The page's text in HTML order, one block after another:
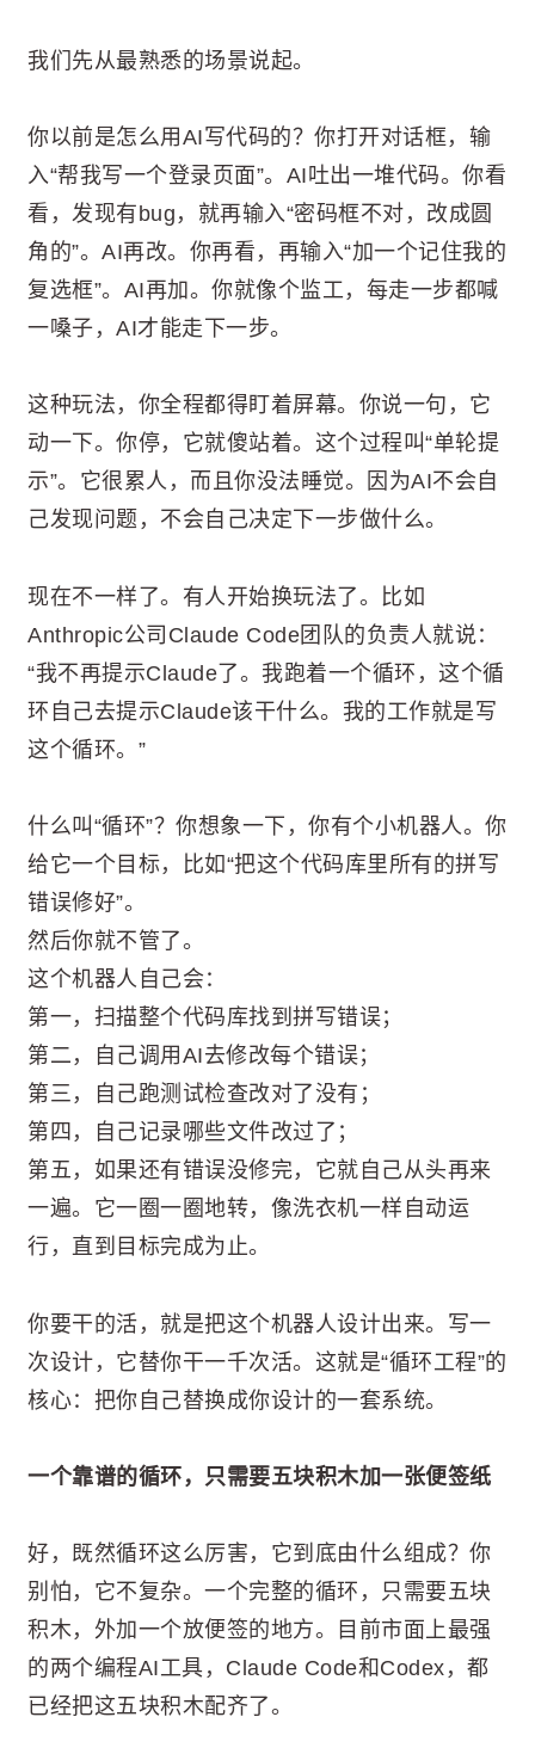
我们先从最熟悉的场景说起。
你以前是怎么用AI写代码的？你打开对话框，输
入“帮我写一个登录页面”。AI吐出一堆代码。你看
看，发现有bug，就再输入“密码框不对，改成圆
角的”。AI再改。你再看，再输入“加一个记住我的
复选框”。AI再加。你就像个监工，每走一步都喊
一嗓子，AI才能走下一步。
这种玩法，你全程都得盯着屏幕。你说一句，它
动一下。你停，它就傻站着。这个过程叫“单轮提
示”。它很累人，而且你没法睡觉。因为AI不会自
己发现问题，不会自己决定下一步做什么。
现在不一样了。有人开始换玩法了。比如
Anthropic公司Claude Code团队的负责人就说：
“我不再提示Claude了。我跑着一个循环，这个循
环自己去提示Claude该干什么。我的工作就是写
这个循环。”
什么叫“循环”？你想象一下，你有个小机器人。你
给它一个目标，比如“把这个代码库里所有的拼写
错误修好”。
然后你就不管了。
这个机器人自己会：
第一，扫描整个代码库找到拼写错误；
第二，自己调用AI去修改每个错误；
第三，自己跑测试检查改对了没有；
第四，自己记录哪些文件改过了；
第五，如果还有错误没修完，它就自己从头再来
一遍。它一圈一圈地转，像洗衣机一样自动运
行，直到目标完成为止。
你要干的活，就是把这个机器人设计出来。写一
次设计，它替你干一千次活。这就是“循环工程”的
核心：把你自己替换成你设计的一套系统。
一个靠谱的循环，只需要五块积木加一张便签纸
好，既然循环这么厉害，它到底由什么组成？你
别怕，它不复杂。一个完整的循环，只需要五块
积木，外加一个放便签的地方。目前市面上最强
的两个编程AI工具，Claude Code和Codex，都
已经把这五块积木配齐了。